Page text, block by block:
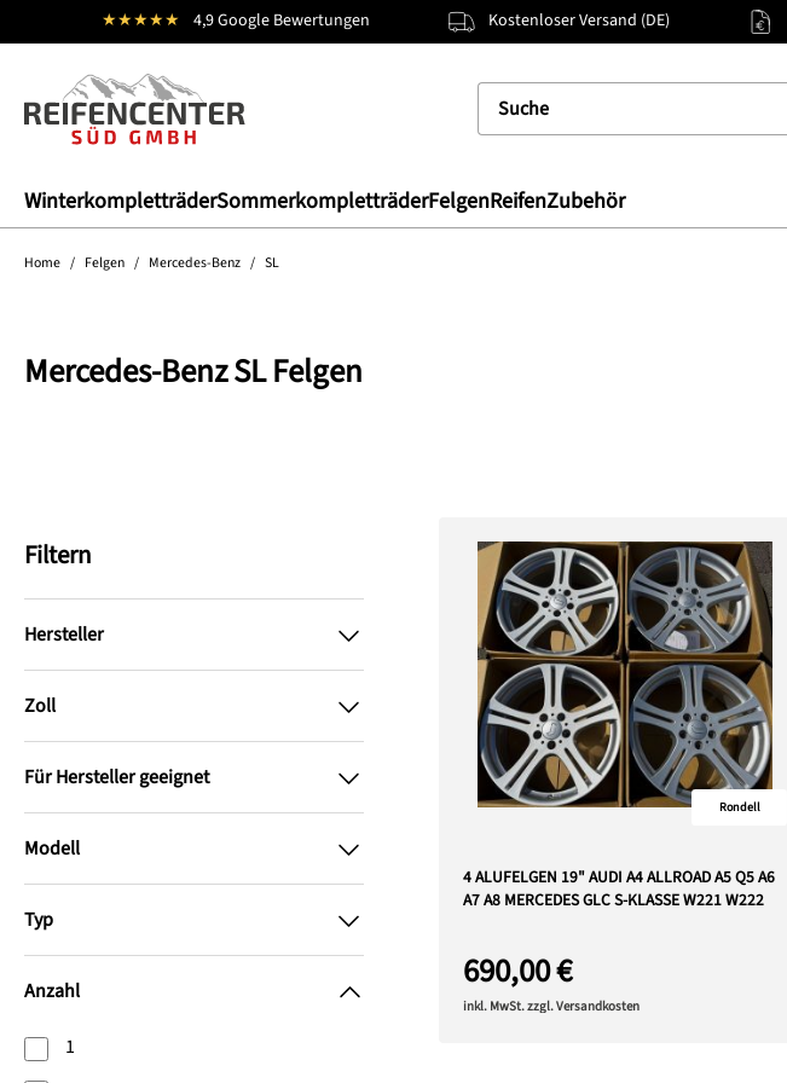
Zur Hauptnavigation springen
★★★★★ 4,9 Google Bewertungen Kostenloser Versand (DE)
WinterkompletträderSommerkompletträderFelgenReifenZubehör
Home / Felgen / Mercedes-Benz / SL
Mercedes-Benz SL Felgen
Filtern
Hersteller
Zoll
Für Hersteller geeignet
Modell
Typ
Anzahl
1
Rondell
4 ALUFELGEN 19" AUDI A4 ALLROAD A5 Q5 A6
A7 A8 MERCEDES GLC S-KLASSE W221 W222
690,00 €
inkl. MwSt. zzgl. Versandkosten